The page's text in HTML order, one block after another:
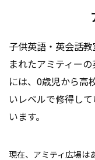
子供英語・英会話
まれたアミティー
には、 0歳児から高
いレベルで修得し
います。
現在、アミティ広場は